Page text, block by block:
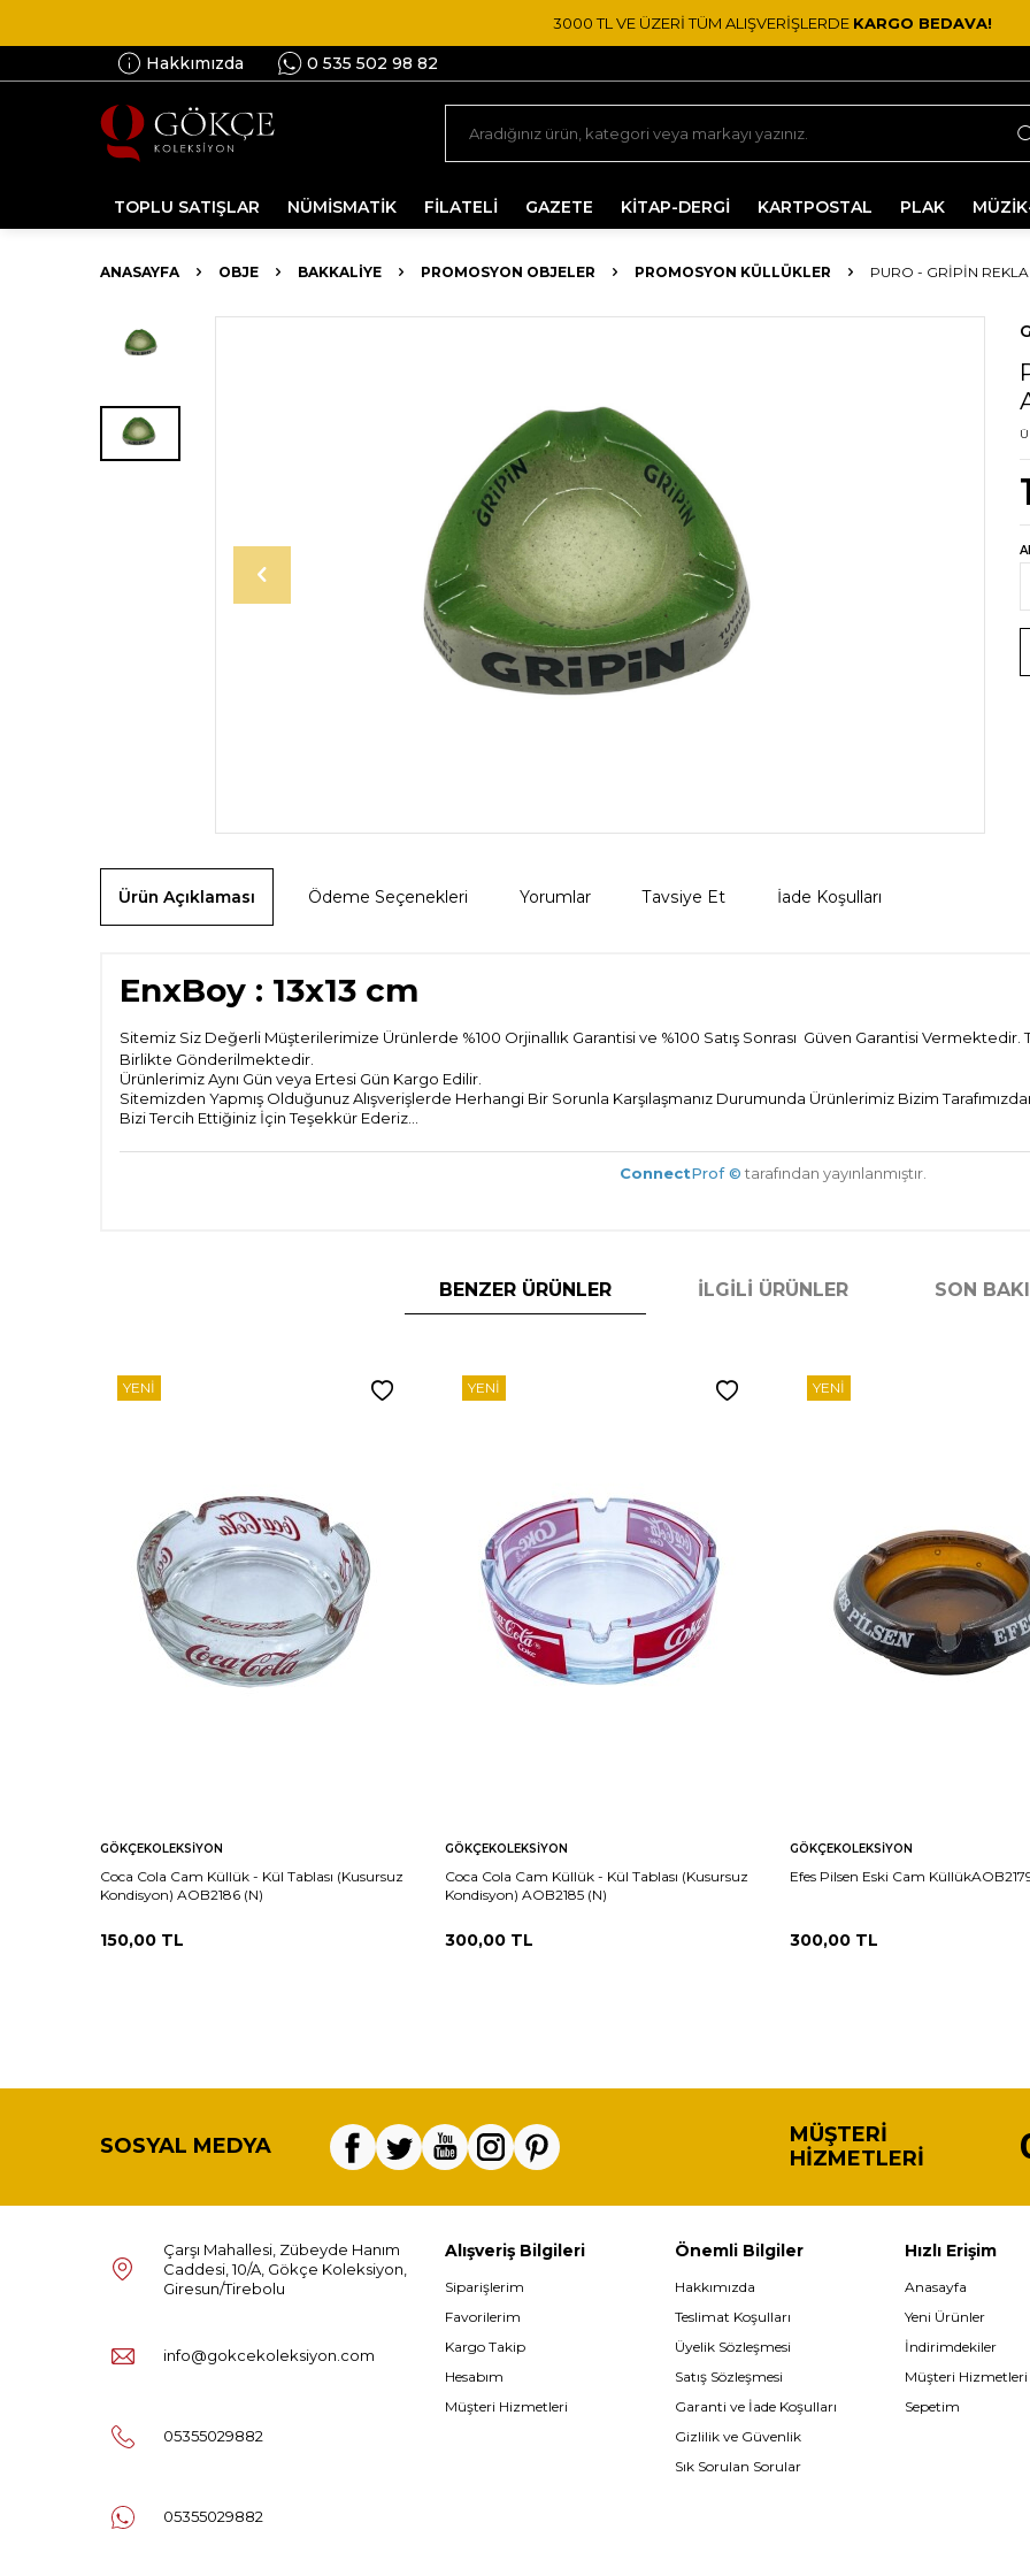
3000 TL VE ÜZERİ TÜM ALIŞVERİŞLERDE KARGO BEDAVA!
Hakkımızda 0 535 502 98 82
TOPLU SATIŞLAR NÜMİSMATİK FİLATELİ GAZETE KİTAP-DERGİ KARTPOSTAL PLAK
ANASAYFA OBJE BAKKALIYE PROMOSYON OBJELER PROMOSYON KÜLLÜKLER PURO - GRİPİN
Ürün Açıklaması Ödeme Seçenekleri Yorumlar Tavsiye Et İade Koşulları
EnxBoy : 13x13 cm
Sitemiz Siz Değerli Müşterilerimize Ürünlerde %100 Orjinallık Garantisi ve %100 Satış Sonrası Güven Garantisi
Birlikte Gönderilmektedir.
Ürünlerimiz Aynı Gün veya Ertesi Gün Kargo Edilir.
Sitemizden Yapmış Olduğunuz Alışverişlerde Herhangi Bir Sorunla Karşılaşmanız Durumunda Ürünlerimiz Bizim
Bizi Tercih Ettiğiniz İçin Teşekkür Ederiz...
ConnectProf © tarafından yayınlanmıştır.
BENZER ÜRÜNLER İLGILI ÜRÜNLER SON
YENI
GÖKÇEKOLEKSIYON
Coca Cola Cam Küllük - Kül Tablası (Kusursuz
Kondisyon) AOB2186 (N)
150,00 TL
YENI
GÖKÇEKOLEKSIYON
Coca Cola Cam Küllük - Kül Tablası (Kusursuz
Kondisyon) AOB2185 (N)
300,00 TL
YENI
GÖKÇEKOLEKSIYON
Efes Pilsen Eski Cam
300,00 TL
SOSYAL MEDYA
MÜŞTERI
HIZMETLERI
Çarşı Mahallesi, Zübeyde Hanım
Caddesi, 10/A, Gökçe Koleksiyon,
Giresun/Tirebolu
info@gokcekoleksiyon.com
05355029882
05355029882
Alışveriş Bilgileri
Siparişlerim
Favorilerim
Kargo Takip
Hesabım
Müşteri Hizmetleri
Önemli Bilgiler
Hakkımızda
Teslimat Koşulları
Üyelik Sözleşmesi
Satış Sözleşmesi
Garanti ve İade Koşulları
Gizlilik ve Güvenlik
Sık Sorulan Sorular
Hızlı Erişim
Anasayfa
Yeni Ürünler
İndirimdekiler
Müşteri Hizmetleri
Sepetim